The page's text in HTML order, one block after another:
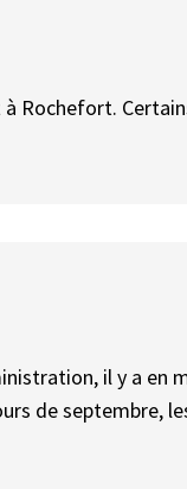
Rochefort.
il y a en
de septembre,